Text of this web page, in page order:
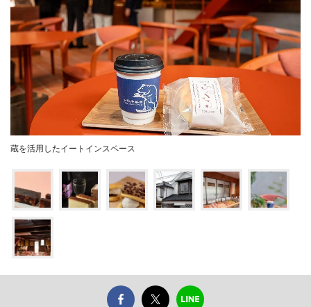
蔵を活用したイートインスペース